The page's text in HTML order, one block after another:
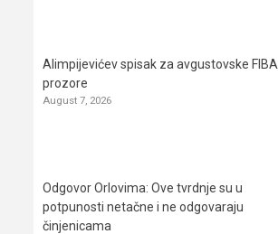
Alimpijevićev spisak za avgustovske FIBA
prozore
August 7, 2026
Odgovor Orlovima: ​Ove tvrdnje su u
potpunosti netačne i ne odgovaraju
činjenicama